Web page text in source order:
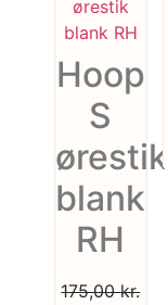
Hoop
S
ørestik
blank
RH
175,00kr.